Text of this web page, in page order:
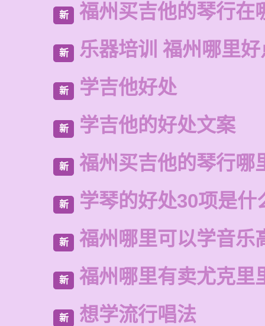
新 福州买吉他的琴行在
新 乐器培训 福州哪里
新 学吉他好处
新 学吉他的好处文案
新 福州买吉他的琴行哪
新 学琴的好处30项是什
新 福州哪里可以学音乐
新 福州哪里有卖尤克里
新 想学流行唱法